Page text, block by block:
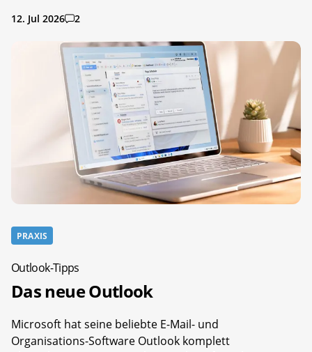
12. Jul 2026 2
PRAXIS
Outlook-Tipps
Das neue Outlook
Microsoft hat seine beliebte E-Mail- und
Organisations-Software Outlook komplett